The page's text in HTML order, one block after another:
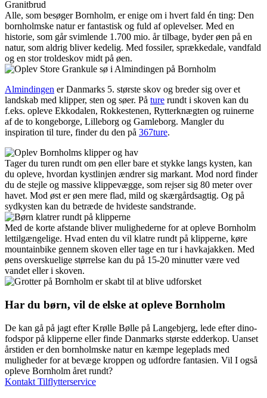
Alle, som besøger Bornholm, er enige om i hvert fald én ting: Den
bornholmske natur er fantastisk og fuld af oplevelser. Med en
historie, som går svimlende 1.700 mio. år tilbage, byder øen på en
natur, som aldrig bliver kedelig. Med fossiler, sprækkedale, vandfald
og en stor troldeskov midt på øen.
Almindingen er Danmarks 5. største skov og breder sig over et
landskab med klipper, sten og søer. På ture rundt i skoven kan du
f.eks. opleve Ekkodalen, Rokkestenen, Rytterknægten og ruinerne
af de to kongeborge, Lilleborg og Gamleborg. Mangler du
inspiration til ture, finder du den på 367ture.
Tager du turen rundt om øen eller bare et stykke langs kysten, kan
du opleve, hvordan kystlinjen ændrer sig markant. Mod nord finder
du de stejle og massive klippevægge, som rejser sig 80 meter over
havet. Mod øst er øen mere flad, mild og skærgårdsagtig. Og på
sydkysten kan du betræde de hvideste sandstrande.
Med de korte afstande bliver mulighederne for at opleve Bornholm
lettilgængelige. Hvad enten du vil klatre rundt på klipperne, køre
mountainbike gennem skoven eller tage en tur i havkajakken. Med
øens overskuelige størrelse kan du på 15-20 minutter være ved
vandet eller i skoven.
Har du børn, vil de elske at opleve Bornholm
De kan gå på jagt efter Krølle Bølle på Langebjerg, lede efter dino-
fodspor på klipperne eller finde Danmarks største edderkop. Uanset
årstiden er den bornholmske natur en kæmpe legeplads med
muligheder for at bevæge kroppen og udfordre fantasien. Vil I også
opleve Bornholm året rundt?
Kontakt Tilflytterservice